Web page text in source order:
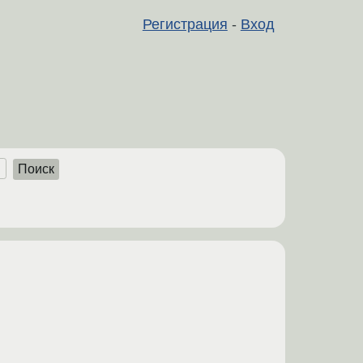
Регистрация - Вход
Поиск